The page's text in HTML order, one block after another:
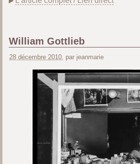
William Gottlieb
28 décembre 2010 , par jeanmarie